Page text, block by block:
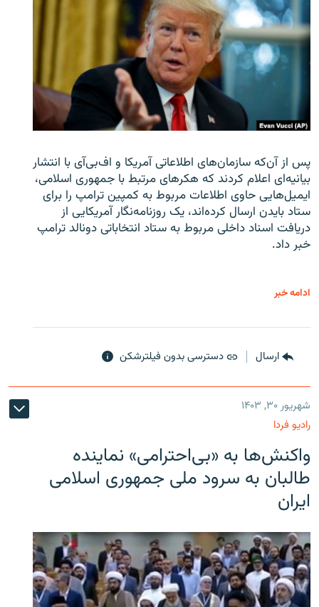
پس از آن‌که سازمان‌های اطلاعاتی آمریکا و اف‌بی‌آی با انتشار
بیانیه‌ای اعلام کردند که هکرهای مرتبط با جمهوری اسلامی،
ایمیل‌هایی حاوی اطلاعات مربوط به کمپین ترامپ را برای
ستاد بایدن ارسال کرده‌اند، یک روزنامه‌نگار آمریکایی از
دریافت اسناد داخلی مربوط به ستاد انتخاباتی دونالد ترامپ
خبر داد.
ادامه خبر
ارسال دسترسی بدون فیلترشکن
شهریور ۳۰, ۱۴۰۳
رادیو فردا
واکنش‌ها به «بی‌احترامی» نماینده
طالبان به سرود ملی جمهوری اسلامی
ایران